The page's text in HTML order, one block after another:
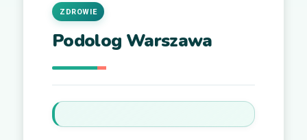
Podolog Warszawa
ZDROWIE